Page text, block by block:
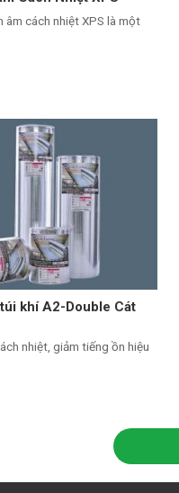
âm cách nhiệt XPS là một
khí A2-Double Cát
nhiệt, giảm tiếng ồn hiệu